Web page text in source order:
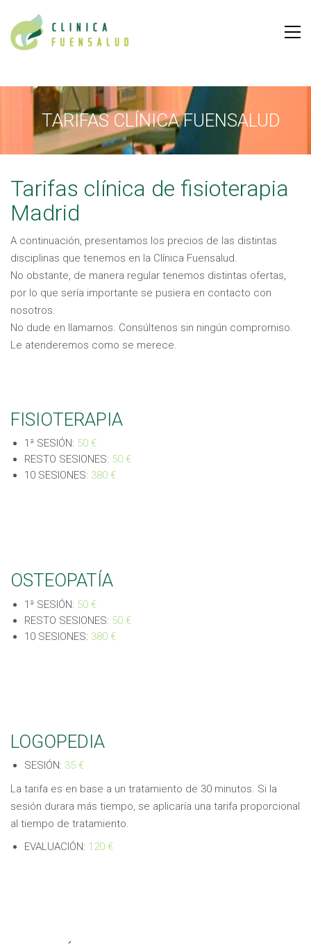
TARIFAS CLÍNICA FUENSALUD
Tarifas clínica de fisioterapia
Madrid
A continuación, presentamos los precios de las distintas
disciplinas que tenemos en la Clínica Fuensalud.
No obstante, de manera regular tenemos distintas ofertas,
por lo que sería importante se pusiera en contacto con
nosotros.
No dude en llamarnos. Consúltenos sin ningún compromiso.
Le atenderemos como se merece.
FISIOTERAPIA
1ª SESIÓN: 50 €
RESTO SESIONES: 50 €
10 SESIONES: 380 €
OSTEOPATÍA
1ª SESIÓN: 50 €
RESTO SESIONES: 50 €
10 SESIONES: 380 €
LOGOPEDIA
SESIÓN: 35 €
La tarifa es en base a un tratamiento de 30 minutos. Si la
sesión durara más tiempo, se aplicaría una tarifa proporcional
al tiempo de tratamiento.
EVALUACIÓN: 120 €